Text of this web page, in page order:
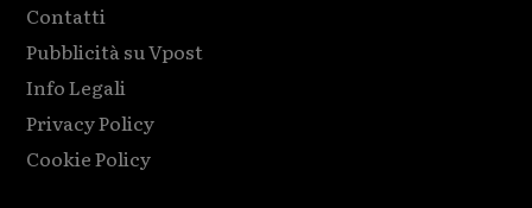
Contatti
Pubblicità su Vpost
Info Legali
Privacy Policy
Cookie Policy